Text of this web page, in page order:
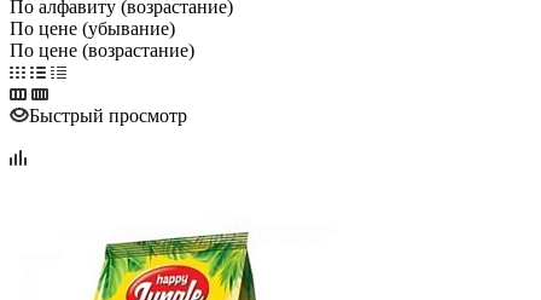
По алфавиту (возрастание)
По цене (убывание)
По цене (возрастание)
Быстрый просмотр